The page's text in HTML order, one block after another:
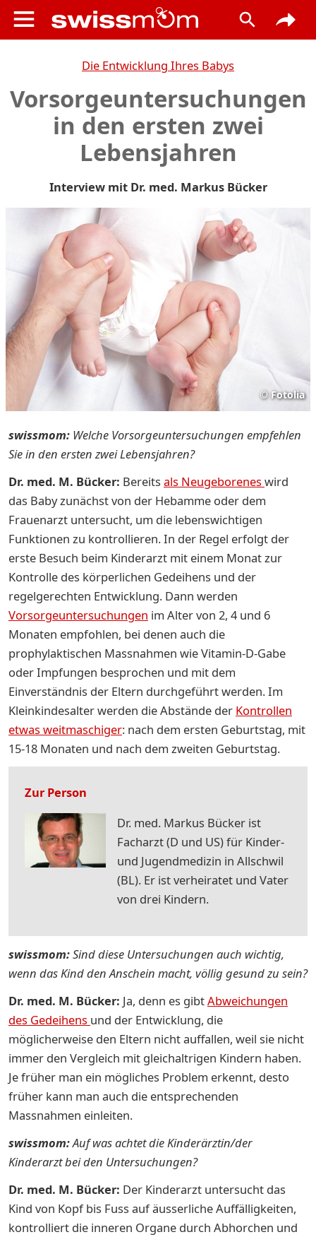
Die Entwicklung Ihres Babys
Vorsorgeuntersuchungen
in den ersten zwei
Lebensjahren
Interview mit Dr. med. Markus Bücker
© Fotolia
swissmom: Welche Vorsorgeuntersuchungen empfehlen
Sie in den ersten zwei Lebensjahren?
Dr. med. M. Bücker: Bereits als Neugeboreneswird
das Baby zunächst von der Hebamme oder dem
Frauenarzt untersucht, um die lebenswichtigen
Funktionen zu kontrollieren. In der Regel erfolgt der
erste Besuch beim Kinderarzt mit einem Monat zur
Kontrolle des körperlichen Gedeihens und der
regelgerechten Entwicklung. Dann werden
Vorsorgeuntersuchungen im Alter von 2, 4 und 6
Monaten empfohlen, bei denen auch die
prophylaktischen Massnahmen wie Vitamin-D-Gabe
oder Impfungen besprochen und mit dem
Einverständnis der Eltern durchgeführt werden. Im
Kleinkindesalter werden die Abstände der Kontrollen
etwas weitmaschiger: nach dem ersten Geburtstag, mit
15-18 Monaten und nach dem zweiten Geburtstag.
Zur Person
Dr. med. Markus Bücker ist
Facharzt (D und US) für Kinder-
und Jugendmedizin in Allschwil
(BL). Er ist verheiratet und Vater
von drei Kindern.
swissmom:Sind diese Untersuchungen auch wichtig,
wenn das Kind den Anschein macht, völlig gesund zu sein?
Dr. med. M. Bücker: Ja, denn es gibtAbweichungen
des Gedeihens und der Entwicklung, die
möglicherweise den Eltern nicht auffallen, weil sie nicht
immer den Vergleich mit gleichaltrigen Kindern haben.
Je früher man ein mögliches Problem erkennt, desto
früher kann man auch die entsprechenden
Massnahmen einleiten.
swissmom:Auf was achtet die Kinderärztin/der
Kinderarzt bei den Untersuchungen?
Dr. med. M. Bücker: Der Kinderarzt untersucht das
Kind von Kopf bis Fuss auf äusserliche Auffälligkeiten,
kontrolliert die inneren Organe durch Abhorchen und